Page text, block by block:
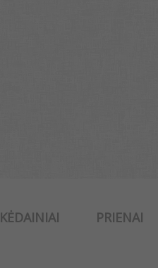
KĖDAINIAI PRIENAI